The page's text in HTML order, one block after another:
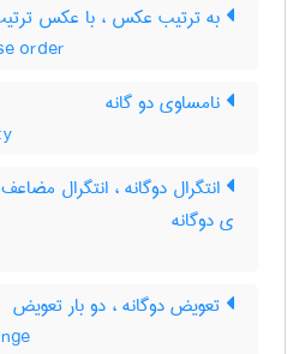
به ترتیب عکس ، با عکس
order
نامساوی دو گانه
انتگرال دوگانه ، انتگرال
ی دوگانه
تعویض دوگانه ، دو بار تعویض